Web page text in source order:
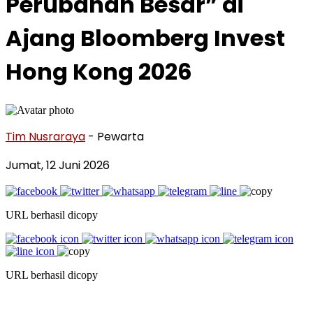
Ajang Bloomberg Invest
Hong Kong 2026
Tim Nusraraya - Pewarta
Jumat, 12 Juni 2026
URL berhasil dicopy
URL berhasil dicopy